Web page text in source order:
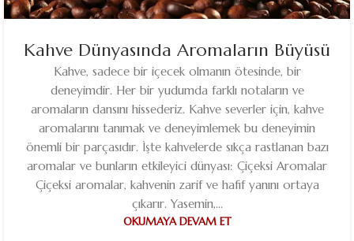
Kahve Dünyasında Aromaların Büyüsü
Kahve, sadece bir içecek olmanın ötesinde, bir
deneyimdir. Her bir yudumda farklı notaların ve
aromaların dansını hissederiz. Kahve severler için, kahve
aromalarını tanımak ve deneyimlemek bu deneyimin
önemli bir parçasıdır. İşte kahvelerde sıkça rastlanan bazı
aromalar ve bunların etkileyici dünyası: Çiçeksi Aromalar
Çiçeksi aromalar, kahvenin zarif ve hafif yanını ortaya
çıkarır. Yasemin,...
OKUMAYA DEVAM ET